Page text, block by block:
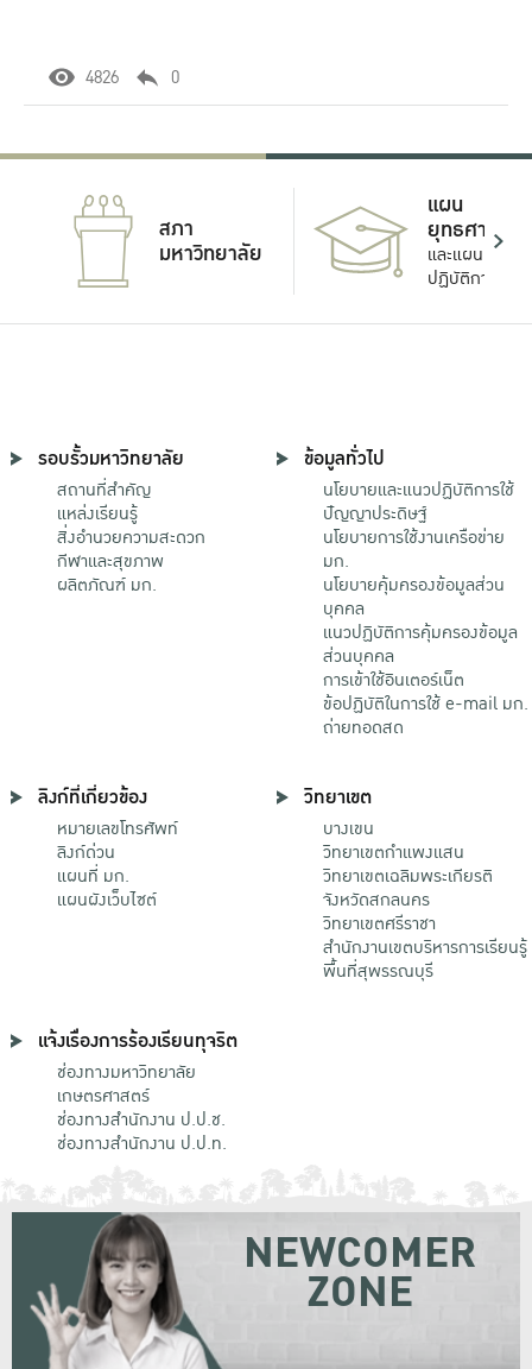
4826 0
สภา
มหาวิทยาลัย
แผน
ยุทธศาสตร์
และแผน
ปฏิบัติการ
รอบรั้วมหาวิทยาลัย
สถานที่สำคัญ
แหล่งเรียนรู้
สิ่งอำนวยความสะดวก
กีฬาและสุขภาพ
ผลิตภัณฑ์ มก.
ข้อมูลทั่วไป
นโยบายและแนวปฏิบัติการใช้
ปัญญาประดิษฐ์
นโยบายการใช้งานเครือข่าย
มก.
นโยบายคุ้มครองข้อมูลส่วน
บุคคล
แนวปฏิบัติการคุ้มครองข้อมูล
ส่วนบุคคล
การเข้าใช้อินเตอร์เน็ต
ข้อปฏิบัติในการใช้ e-mail มก.
ถ่ายทอดสด
ลิงก์ที่เกี่ยวข้อง
หมายเลขโทรศัพท์
ลิงก์ด่วน
แผนที่ มก.
แผนผังเว็บไซต์
วิทยาเขต
บางเขน
วิทยาเขตกําแพงแสน
วิทยาเขตเฉลิมพระเกียรติ
จังหวัดสกลนคร
วิทยาเขตศรีราชา
สำนักงานเขตบริหารการเรียนรู้
พื้นที่สุพรรณบุรี
แจ้งเรื่องการร้องเรียนทุจริต
ช่องทางมหาวิทยาลัย
เกษตรศาสตร์
ช่องทางสำนักงาน ป.ป.ช.
ช่องทางสำนักงาน ป.ป.ท.
NEWCOMER
ZONE